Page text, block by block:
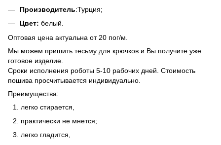
Производитель:Турция;
Цвет: белый.
Оптовая цена актуальна от 20 пог/м.
Мы можем пришить тесьму для крючков и Вы получите уже
готовое изделие.
Сроки исполнения роботы 5-10 рабочих дней. Стоимость
пошива просчитывается индивидуально.
Преимущества:
легко стирается,
практически не мнется;
легко гладится,